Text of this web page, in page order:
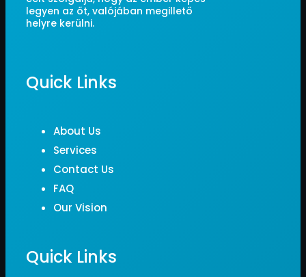
legyen az őt, valójában megillető
helyre kerülni.
Quick Links
About Us
Services
Contact Us
FAQ
Our Vision
Quick Links